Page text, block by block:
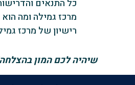
כל התנאים
מרכז גמילה ומה הוא
רישיון של מרכז
שיהיה לכם המון